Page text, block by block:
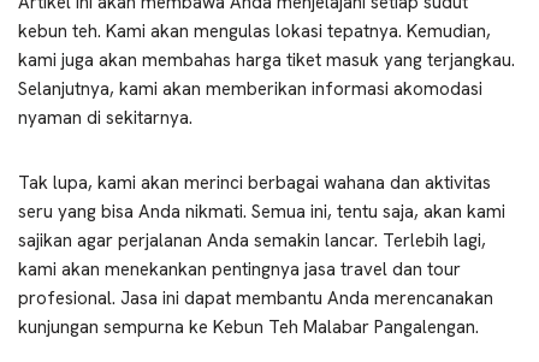
kebun teh. Kami akan mengulas lokasi tepatnya. Kemudian,
kami juga akan membahas harga tiket masuk yang terjangkau.
Selanjutnya, kami akan memberikan informasi akomodasi
nyaman di sekitarnya.
Tak lupa, kami akan merinci berbagai wahana dan aktivitas
seru yang bisa Anda nikmati. Semua ini, tentu saja, akan kami
sajikan agar perjalanan Anda semakin lancar. Terlebih lagi,
kami akan menekankan pentingnya jasa travel dan tour
profesional. Jasa ini dapat membantu Anda merencanakan
kunjungan sempurna ke Kebun Teh Malabar Pangalengan.